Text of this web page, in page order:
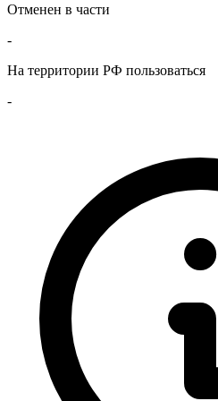
Отменен в части
-
На территории РФ пользоваться
-